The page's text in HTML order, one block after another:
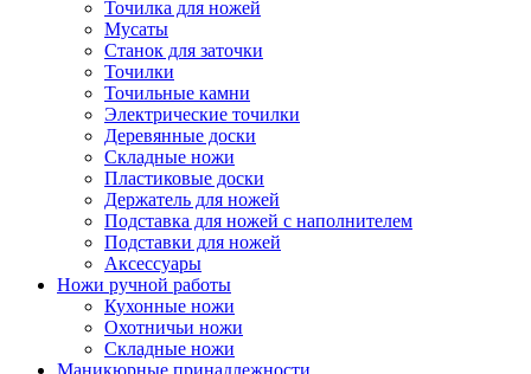
Точилка для ножей
Мусаты
Станок для заточки
Точилки
Точильные камни
Электрические точилки
Деревянные доски
Складные ножи
Пластиковые доски
Держатель для ножей
Подставка для ножей с наполнителем
Подставки для ножей
Аксессуары
Ножи ручной работы
Кухонные ножи
Охотничьи ножи
Складные ножи
Маникюрные принадлежности